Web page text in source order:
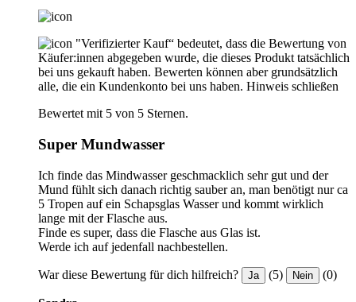
"Verifizierter Kauf“ bedeutet, dass die Bewertung von
Käufer:innen abgegeben wurde, die dieses Produkt tatsächlich
bei uns gekauft haben. Bewerten können aber grundsätzlich
alle, die ein Kundenkonto bei uns haben. Hinweis schließen
Bewertet mit 5 von 5 Sternen.
Super Mundwasser
Ich finde das Mindwasser geschmacklich sehr gut und der
Mund fühlt sich danach richtig sauber an, man benötigt nur ca
5 Tropen auf ein Schapsglas Wasser und kommt wirklich
lange mit der Flasche aus.
Finde es super, dass die Flasche aus Glas ist.
Werde ich auf jedenfall nachbestellen.
War diese Bewertung für dich hilfreich? Ja (5) Nein (0)